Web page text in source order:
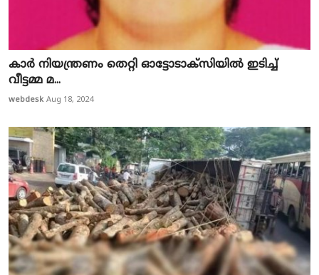
കാർ നിയന്ത്രണം തെറ്റി ഓട്ടോടാക്സിയിൽ ഇടിച്ച്
വീട്ടമ്മ മ...
webdesk Aug 18, 2024